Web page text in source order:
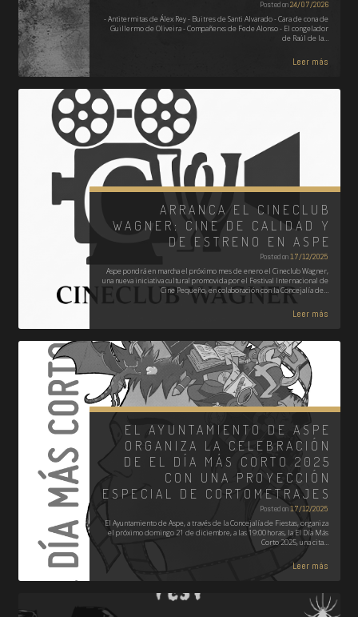
Posted on24/07/2026
- Antitermitas de Álex Rey - Buitres de Santi Alvarado - Cara de cona de
Guillermo de Oliveira - Compañerxs de Fede Alonso - El congelador
de Raúl de la…
Leer más
ARRANCA EL CINECLUB
WAGNER: CINE DE CALIDAD Y
DE ESTRENO EN ASPE
Posted on17/12/2025
Aspe pondrá en marcha el próximo mes de enero el Cineclub Wagner,
una nueva iniciativa cultural promovida por el Festival Internacional de
Cine Pequeño, en colaboración con la Concejalía de…
Leer más
EL AYUNTAMIENTO DE ASPE
ORGANIZA LA CELEBRACIÓN
DE EL DÍA MÁS CORTO 2025
CON UNA PROYECCIÓN
ESPECIAL DE CORTOMETRAJES
Posted on17/12/2025
El Ayuntamiento de Aspe, a través de la Concejalía de Fiestas, organiza
el próximo domingo 21 de diciembre, a las 19:00 horas, la El Día Más
Corto 2025, una cita…
Leer más